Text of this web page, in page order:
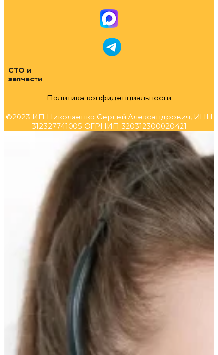
СТО и
запчасти
Политика конфиденциальности
©2023 ИП Николаенко Сергей Александрович, ИНН
312327741005 ОГРНИП 320312300020421